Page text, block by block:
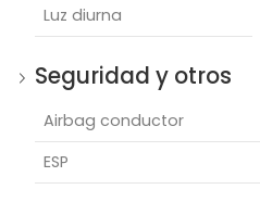
Luz diurna
Seguridad y otros
Airbag conductor
ESP